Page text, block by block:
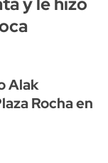
Alak
Rocha en